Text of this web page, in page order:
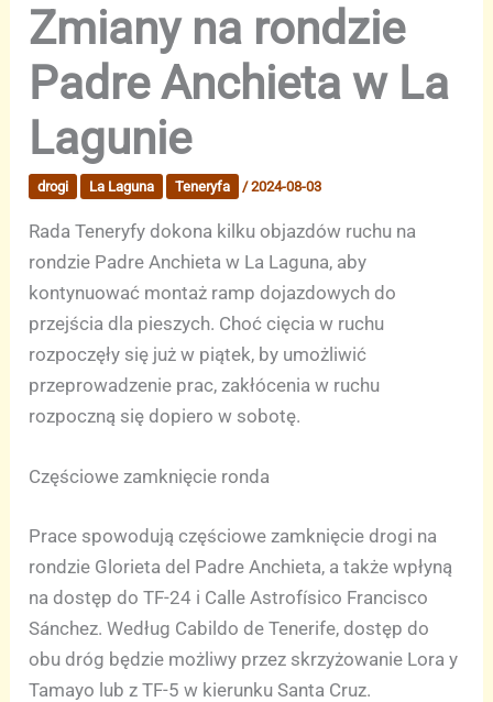
Zmiany na rondzie
Padre Anchieta w La
Lagunie
drogi La Laguna Teneryfa /2024-08-03
Rada Teneryfy dokona kilku objazdów ruchu na
rondzie Padre Anchieta w La Laguna, aby
kontynuować montaż ramp dojazdowych do
przejścia dla pieszych. Choć cięcia w ruchu
rozpoczęły się już w piątek, by umożliwić
przeprowadzenie prac, zakłócenia w ruchu
rozpoczną się dopiero w sobotę.
Częściowe zamknięcie ronda
Prace spowodują częściowe zamknięcie drogi na
rondzie Glorieta del Padre Anchieta, a także wpłyną
na dostęp do TF-24 i Calle Astrofísico Francisco
Sánchez. Według Cabildo de Tenerife, dostęp do
obu dróg będzie możliwy przez skrzyżowanie Lora y
Tamayo lub z TF-5 w kierunku Santa Cruz.